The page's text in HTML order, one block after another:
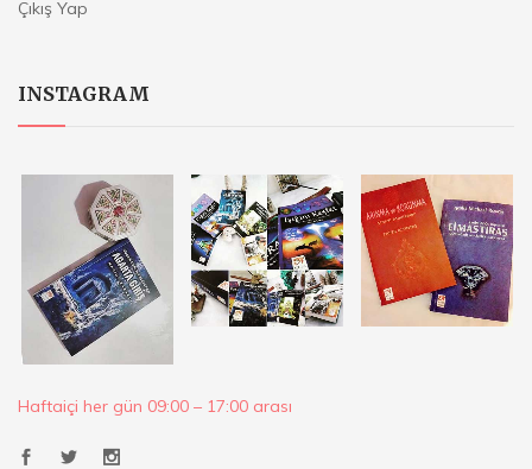
Çıkış Yap
INSTAGRAM
Haftaiçi her gün 09:00 – 17:00 arası